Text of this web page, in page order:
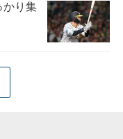
かり集